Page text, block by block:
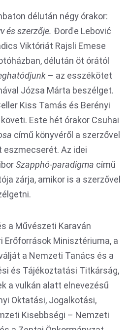
délután négy órakor:
és szerzője. Đorđe Lebović
Viktóriát Rajsli Emese
délután öt órától
– az esszékötet
Józsa Márta beszélget.
Kiss Tamás és Berényi
Este hét órakor Csuhai
című könyvéről a szerzővel
Az idei
Szapphó-paradigma című
zárja, amikor is a szerzővel
a Művészeti Karaván
Erőforrások Minisztériuma, a
a Nemzeti Tanács és a
és Tájékoztatási Titkárság,
a vulkán alatt elnevezésű
Oktatási, Jogalkotási,
Kisebbségi – Nemzeti